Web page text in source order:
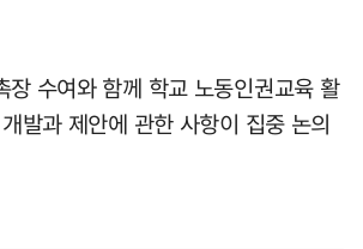
장 수여와 함께 학교 노동인권교육 활
발과 제안에 관한 사항이 집중 논의